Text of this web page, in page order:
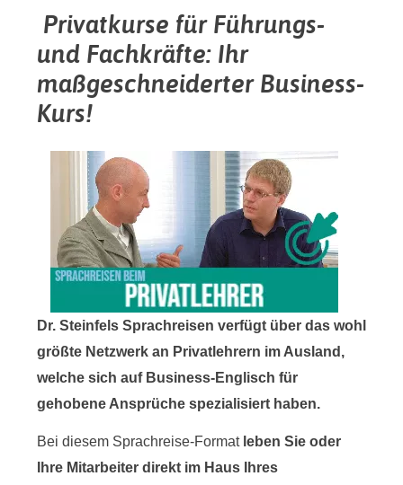
Privatkurse für Führungs-
und Fachkräfte: Ihr
maßgeschneiderter Business-
Kurs!
Dr. Steinfels Sprachreisen verfügt über das wohl
größte Netzwerk an Privatlehrern im Ausland,
welche sich auf Business-Englisch für
gehobene Ansprüche spezialisiert haben.
Bei diesem Sprachreise-Format leben Sie oder
Ihre Mitarbeiter direkt im Haus Ihres